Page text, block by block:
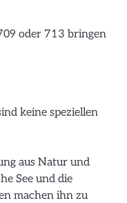
oder 713 bringen
keine speziellen
aus Natur und
See und die
machen ihn zu